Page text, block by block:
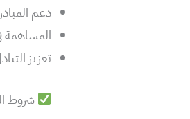
دعم
المساهمة
تعزيز
شروط